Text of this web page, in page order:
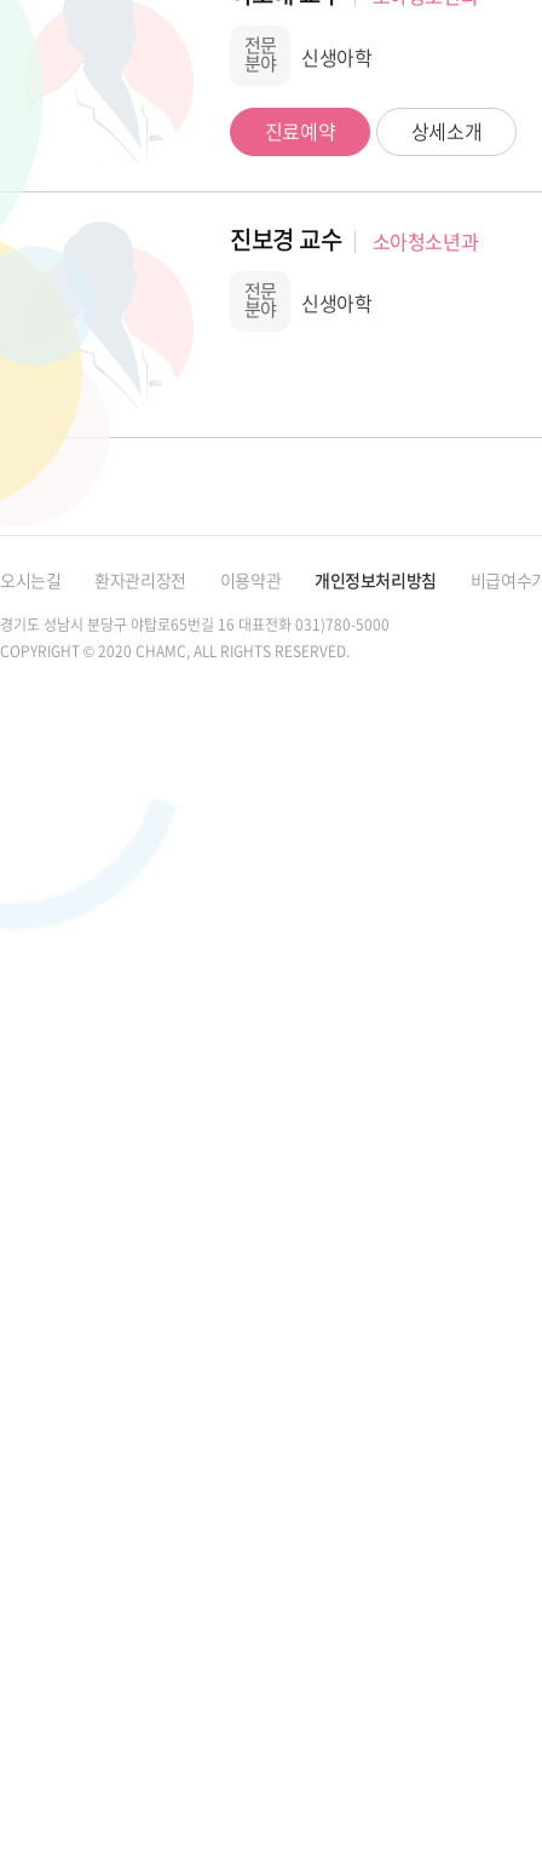
전문
분야 신생아학
진료예약 상세소개
진보경 교수 소아청소년과
전문
분야 신생아학
오시는길 환자관리장전 이용약관 개인정보처리방침 비급여수
경기도 성남시 분당구 야탑로65번길 16 대표전화 031)780-5000
COPYRIGHT © 2020 CHAMC, ALL RIGHTS RESERVED.